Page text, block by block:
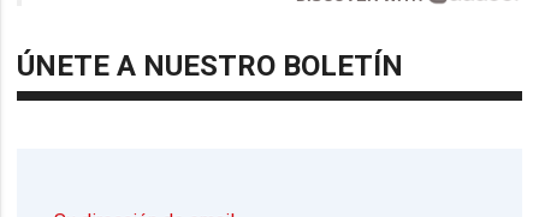
ÚNETE A NUESTRO BOLETÍN